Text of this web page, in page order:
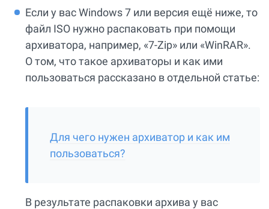
Если у вас Windows 7 или версия ещё ниже, то
файл ISO нужно распаковать при помощи
архиватора, например, «7-Zip» или «WinRAR».
О том, что такое архиваторы и как ими
пользоваться рассказано в отдельной статье:
Для чего нужен архиватор и как им
пользоваться?
В результате распаковки архива у вас